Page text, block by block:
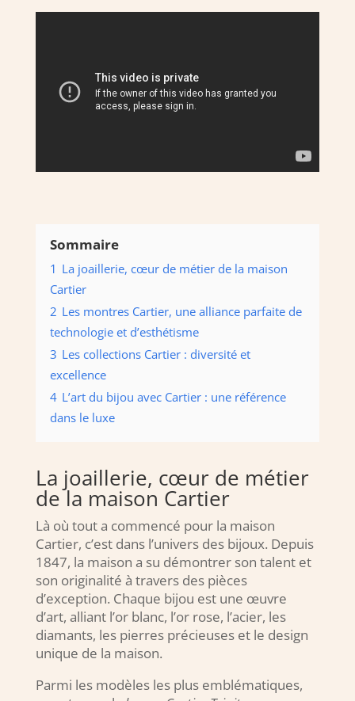
Sommaire
1 La joaillerie, cœur de métier de la maison
Cartier
2 Les montres Cartier, une alliance parfaite de
technologie et d’esthétisme
3 Les collections Cartier : diversité et
excellence
4 L’art du bijou avec Cartier : une référence
dans le luxe
La joaillerie, cœur de métier
de la maison Cartier
Là où tout a commencé pour la maison
Cartier, c’est dans l’univers des bijoux. Depuis
1847, la maison a su démontrer son talent et
son originalité à travers des pièces
d’exception. Chaque bijou est une œuvre
d’art, alliant l’or blanc, l’or rose, l’acier, les
diamants, les pierres précieuses et le design
unique de la maison.
Parmi les modèles les plus emblématiques,